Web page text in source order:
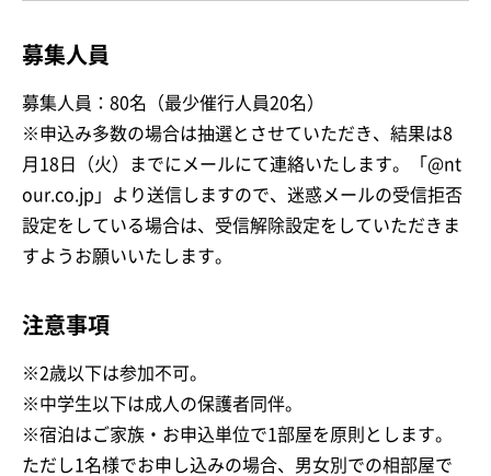
募集人員
募集人員：80名（最少催行人員20名）
※申込み多数の場合は抽選とさせていただき、結果は8
月18日（火）までにメールにて連絡いたします。「@nt
our.co.jp」より送信しますので、迷惑メールの受信拒否
設定をしている場合は、受信解除設定をしていただきま
すようお願いいたします。
注意事項
※2歳以下は参加不可。
※中学生以下は成人の保護者同伴。
※宿泊はご家族・お申込単位で1部屋を原則とします。
ただし1名様でお申し込みの場合、男女別での相部屋で